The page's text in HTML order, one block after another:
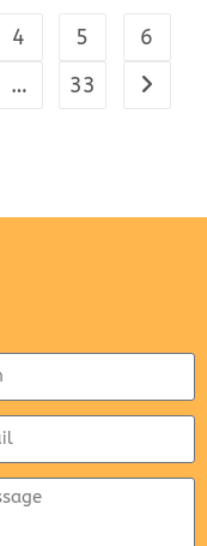
4 5
6
…
33